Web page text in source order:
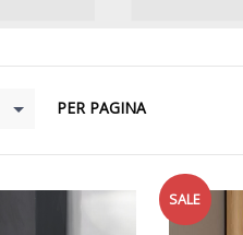
PER PAGINA
SALE